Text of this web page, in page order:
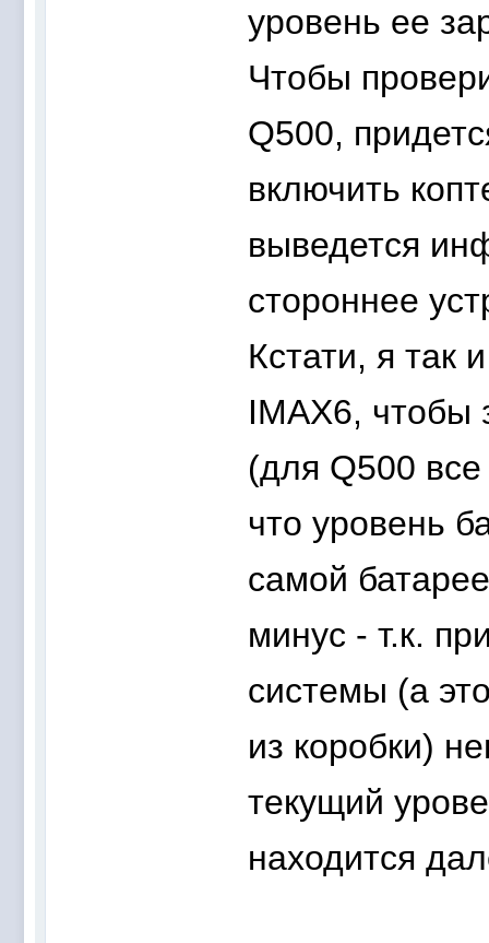
уровень ее
Чтобы
Q500,
включить
выведется
стороннее
Кстати, я так
IMAX6, чтобы
(для Q500
что уровень
самой
минус - т.к.
системы (а
из коробки)
текущий
находится